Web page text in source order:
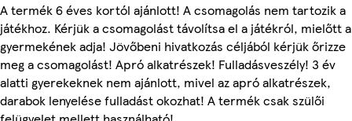
A termék 6 éves kortól ajánlott! A csomagolás nem tartozik a
játékhoz. Kérjük a csomagolást távolítsa el a játékról, mielőtt a
gyermekének adja! Jövőbeni hivatkozás céljából kérjük őrizze
meg a csomagolást! Apró alkatrészek! Fulladásveszély! 3 év
alatti gyerekeknek nem ajánlott, mivel az apró alkatrészek,
darabok lenyelése fulladást okozhat! A termék csak szülői